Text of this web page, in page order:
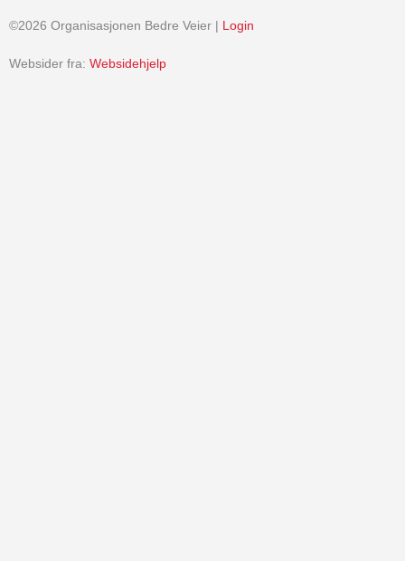
©2026 Organisasjonen Bedre Veier | Login
Websider fra: Websidehjelp